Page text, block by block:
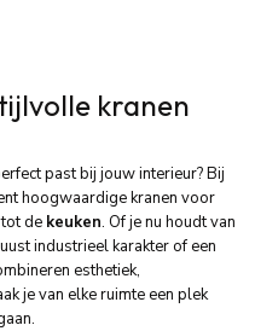
kranen
past bij jouw interieur? Bij
hoogwaardige kranen voor
de keuken. Of je nu houdt van
industrieel karakter of een
esthetiek,
je van elke ruimte een plek